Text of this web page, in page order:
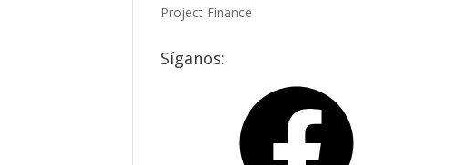
Project Finance
Síganos: